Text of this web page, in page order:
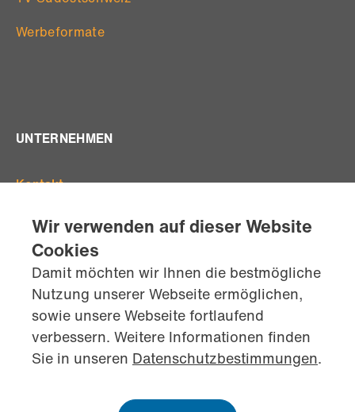
kontaktiere
uns jetzt
Werbeformate
UNTERNEHMEN
Kontakt
Standorte
Team
AGB's
Datenschutz
Impressum
Wir verwenden auf dieser Website
Cookies
Damit möchten wir Ihnen die bestmögliche
Nutzung unserer Webseite ermöglichen,
sowie unsere Webseite fortlaufend
verbessern. Weitere Informationen finden
Sie in unseren Datenschutzbestimmungen.